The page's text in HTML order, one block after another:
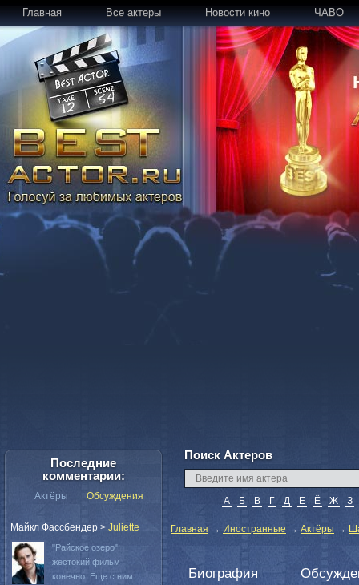
Главная Все актеры Новости кино ЧАВО
Поиск Актеров
А Б В Г Д Е Ё Ж З
Главная → Иностранные → Актёры →
Биография
Последние
комментарии:
Актёры Обсуждения
Майкл Фассбендер > Juliette
"Райское озеро"
жестокий фильм
конечно. Еще с ним